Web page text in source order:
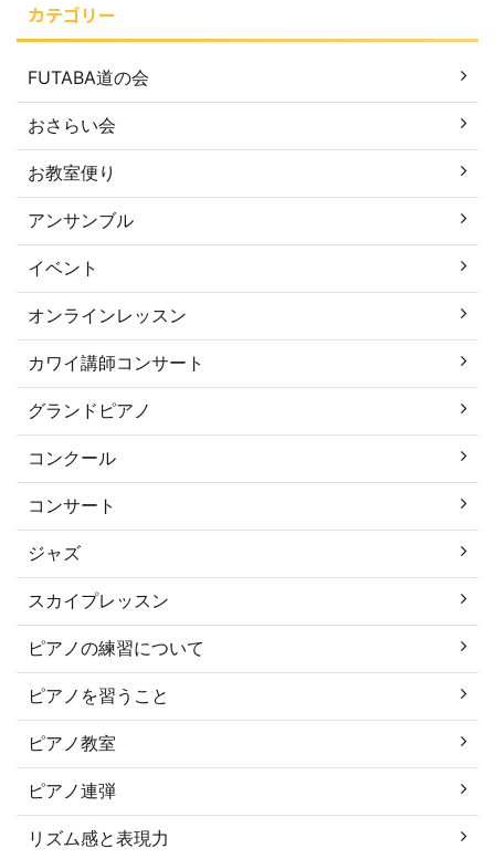
カテゴリー
FUTABA道の会
おさらい会
お教室便り
アンサンブル
イベント
オンラインレッスン
カワイ講師コンサート
グランドピアノ
コンクール
コンサート
ジャズ
スカイプレッスン
ピアノの練習について
ピアノを習うこと
ピアノ教室
ピアノ連弾
リズム感と表現力